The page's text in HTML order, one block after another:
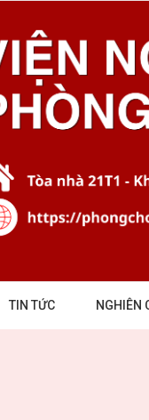
TIN TỨC NGHIÊN